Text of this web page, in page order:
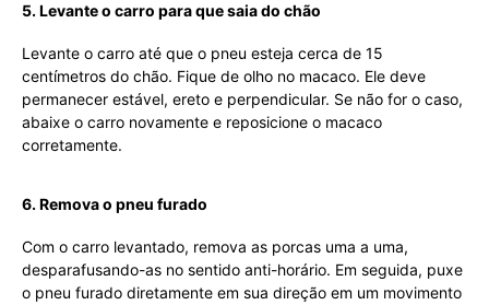
5. Levante o carro para que saia do chão
Levante o carro até que o pneu esteja cerca de 15
centímetros do chão. Fique de olho no macaco. Ele deve
permanecer estável, ereto e perpendicular. Se não for o caso,
abaixe o carro novamente e reposicione o macaco
corretamente.
6. Remova o pneu furado
Com o carro levantado, remova as porcas uma a uma,
desparafusando-as no sentido anti-horário. Em seguida, puxe
o pneu furado diretamente em sua direção em um movimento